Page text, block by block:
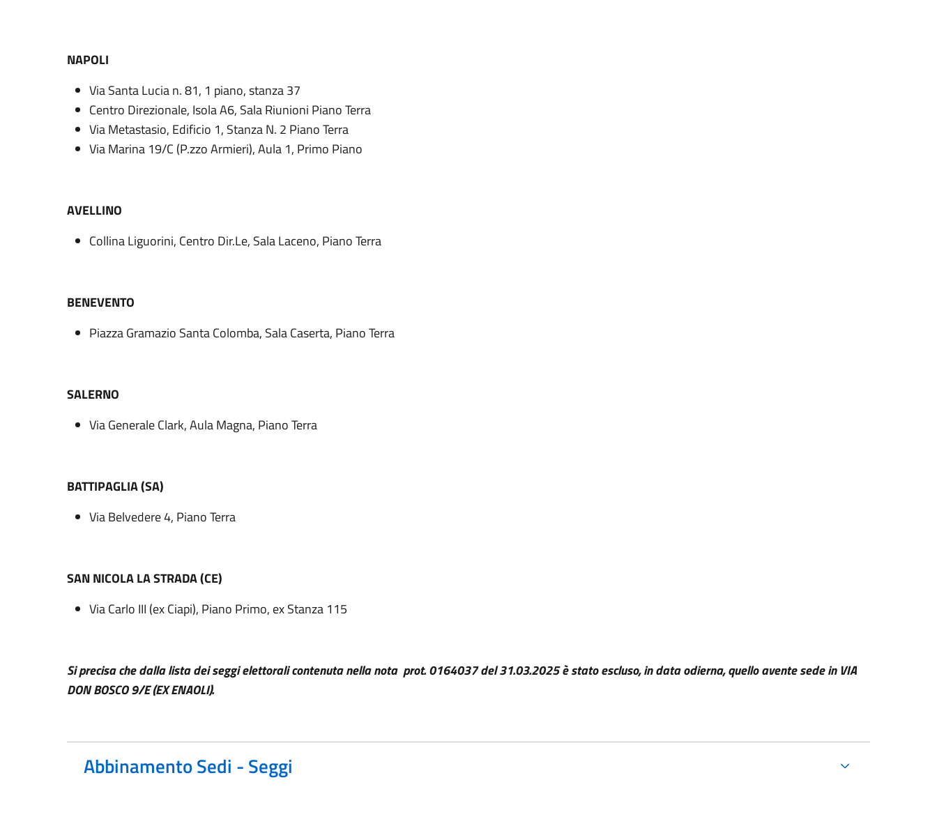
NAPOLI
Via Santa Lucia n. 81, 1 piano, stanza 37
Centro Direzionale, Isola A6, Sala Riunioni Piano Terra
Via Metastasio, Edificio 1, Stanza N. 2 Piano Terra
Via Marina 19/C (P.zzo Armieri), Aula 1, Primo Piano
AVELLINO
Collina Liguorini, Centro Dir.Le, Sala Laceno, Piano Terra
BENEVENTO
Piazza Gramazio Santa Colomba, Sala Caserta, Piano Terra
SALERNO
Via Generale Clark, Aula Magna, Piano Terra
BATTIPAGLIA (SA)
Via Belvedere 4, Piano Terra
SAN NICOLA LA STRADA (CE)
Via Carlo III (ex Ciapi), Piano Primo, ex Stanza 115
Si precisa che dalla lista dei seggi elettorali contenuta nella nota prot. 0164037 del 31.03.2025 è stato escluso, in data odierna, quello avente sede in VIA
DON BOSCO 9/E (EX ENAOLI).
Abbinamento Sedi - Seggi